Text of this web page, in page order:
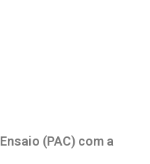
(PAC) com a